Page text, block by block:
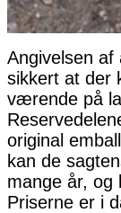
Angivelsen af
sikkert at der
værende på
original
kan de
mange år,
Priserne er i